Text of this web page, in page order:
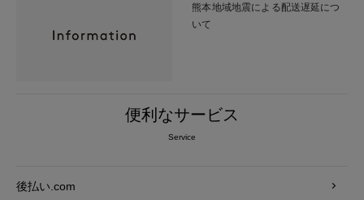
熊本地域地震による配送遅延につ
いて
便利なサービス
Service
後払い.com